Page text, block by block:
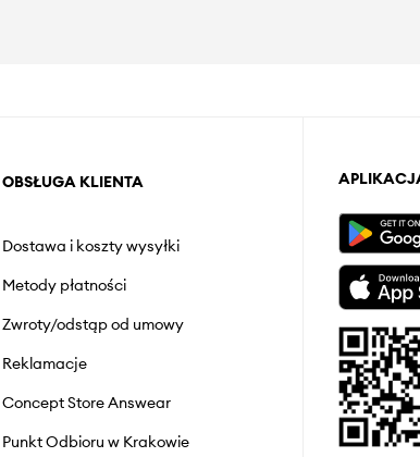
OBSŁUGA KLIENTA
Dostawa i koszty wysyłki
Metody płatności
Zwroty/odstąp od umowy
Reklamacje
Concept Store Answear
Punkt Odbioru w Krakowie